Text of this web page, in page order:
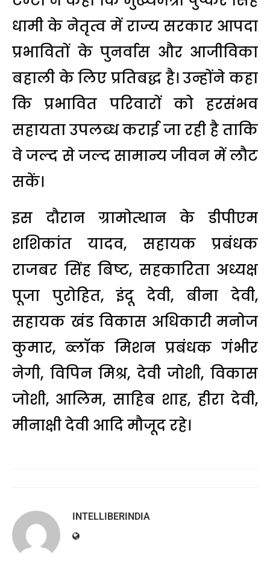
धामी के नेतृत्व में राज्य सरकार आपदा
प्रभावितों के पुनर्वास और आजीविका
बहाली के लिए प्रतिबद्ध है। उन्होंने कहा
कि प्रभावित परिवारों को हरसंभव
सहायता उपलब्ध कराई जा रही है ताकि
वे जल्द से जल्द सामान्य जीवन में लौट
सकें।
इस दौरान ग्रामोत्थान के डीपीएम
शशिकांत यादव, सहायक प्रबंधक
राजबर सिंह बिष्ट, सहकारिता अध्यक्ष
पूजा पुरोहित, इंदू देवी, बीना देवी,
सहायक खंड विकास अधिकारी मनोज
कुमार, ब्लॉक मिशन प्रबंधक गंभीर
नेगी, विपिन मिश्र, देवी जोशी, विकास
जोशी, आलिम, साहिब शाह, हीरा देवी,
मीनाक्षी देवी आदि मौजूद रहे।
INTELLIBERINDIA